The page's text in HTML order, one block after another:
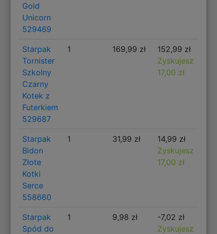
Gold
Unicorn
529469
Starpak
Tornister
Szkolny
Czarny
Kotek z
Futerkiem
529687
1 169,99 zł
152,99 zł
Zyskujesz
17,00 zł
Starpak
Bidon
Złote
Kotki
Serce
558660
1 31,99 zł
14,99 zł
Zyskujesz
17,00 zł
Starpak
Spód do
1 9,98 zł
-7,02 zł
Zyskujesz